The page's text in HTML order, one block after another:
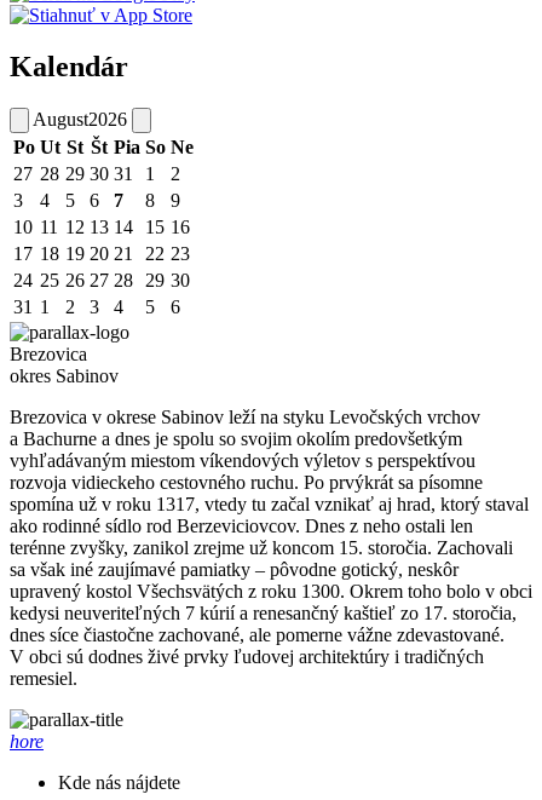
Kalendár
August2026
Po Ut St Št Pia So Ne
27 28 29 30 31 1
2
3
4 5 6 7 8
9
10 11 12 13 14 15 16
17 18 19 20 21 22 23
24 25 26 27 28 29 30
31 1 2 3 4 5 6
Brezovica
okres Sabinov
Brezovica v okrese Sabinov leží na styku Levočských vrchov
a Bachurne a dnes je spolu so svojim okolím predovšetkým
vyhľadávaným miestom víkendových výletov s perspektívou
rozvoja vidieckeho cestovného ruchu. Po prvýkrát sa písomne
spomína už v roku 1317, vtedy tu začal vznikať aj hrad, ktorý staval
ako rodinné sídlo rod Berzeviciovcov. Dnes z neho ostali len
terénne zvyšky, zanikol zrejme už koncom 15. storočia. Zachovali
sa však iné zaujímavé pamiatky – pôvodne gotický, neskôr
upravený kostol Všechsvätých z roku 1300. Okrem toho bolo v obci
kedysi neuveriteľných 7 kúrií a renesančný kaštieľ zo 17. storočia,
dnes síce čiastočne zachované, ale pomerne vážne zdevastované.
V obci sú dodnes živé prvky ľudovej architektúry i tradičných
remesiel.
hore
Kde nás nájdete